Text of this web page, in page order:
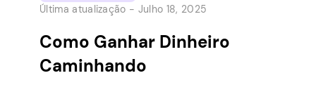
Última atualização - Julho 18, 2025
Como Ganhar Dinheiro
Caminhando